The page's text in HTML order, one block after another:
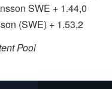
SWE + 1.44,0
(SWE) + 1.53,2
Pool